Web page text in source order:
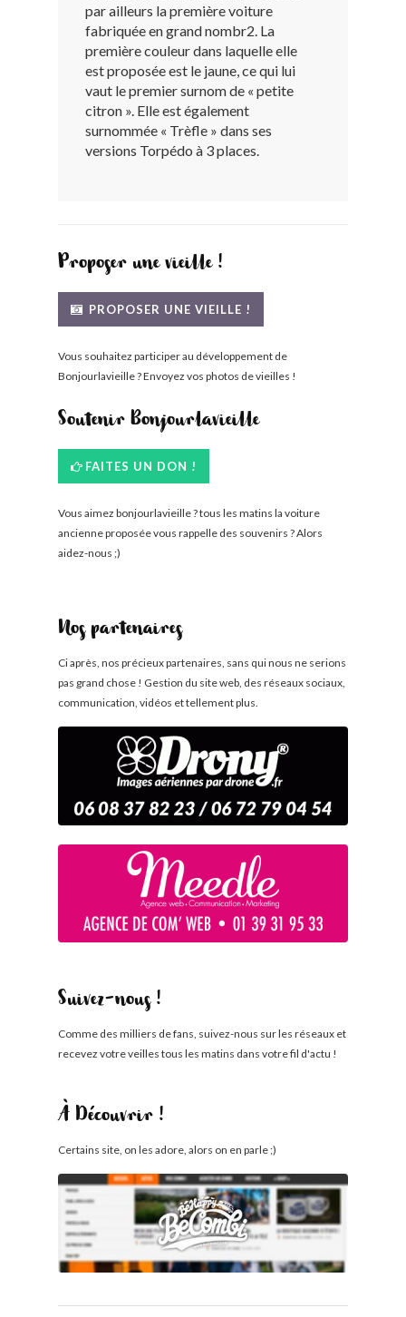
MODÈLES ET MARQUES
COMMENT FONCTIONNE BLV ?
par ailleurs la première voiture
fabriquée en grand nombr2. La
première couleur dans laquelle elle
est proposée est le jaune, ce qui lui
vaut le premier surnom de « petite
citron ». Elle est également
surnommée « Trèfle » dans ses
versions Torpédo à 3 places.
Proposer une vieille !
PROPOSER UNE VIEILLE !
Vous souhaitez participer au développement de
Bonjourlavieille ? Envoyez vos photos de vieilles !
Soutenir Bonjourlavieille
FAITES UN DON !
Vous aimez bonjourlavieille ? tous les matins la voiture
ancienne proposée vous rappelle des souvenirs ? Alors
aidez-nous ;)
Nos partenaires
Ci après, nos précieux partenaires, sans qui nous ne serions
pas grand chose ! Gestion du site web, des réseaux sociaux,
communication, vidéos et tellement plus.
Suivez-nous !
Comme des milliers de fans, suivez-nous sur les réseaux et
recevez votre veilles tous les matins dans votre fil d'actu !
À Découvrir !
Certains site, on les adore, alors on en parle ;)